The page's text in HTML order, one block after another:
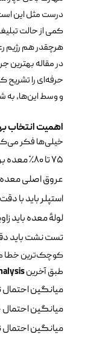
درست مثل این
کمی از حالت
هرچقدر هم رژیم
در مقاله بهترین
حرفه‌ای را تشریح
و وسط این‌ها، به
اهمیت انتخاب
خیلی‌ها فکر
۷۵ تا ۸۰٪ معده برداشته می‌شود
عروق اصلی معده
استپلر باید با
لولهٔ معده باید
تست نشت باید
کوچک‌ترین خطا
طبق آخرین
میانگین
میانگین
میانگین